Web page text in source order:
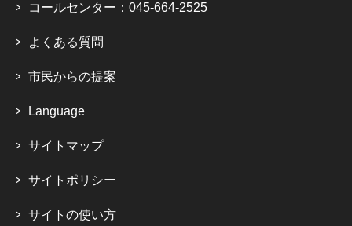
コールセンター：045-664-2525
よくある質問
市民からの提案
Language
サイトマップ
サイトポリシー
サイトの使い方